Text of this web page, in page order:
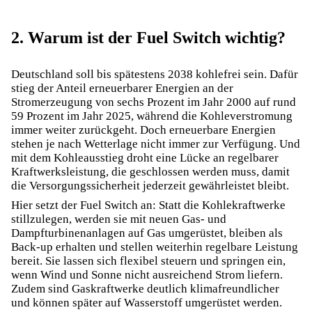
2. Warum ist der Fuel Switch wichtig?
Deutschland soll bis spätestens 2038 kohlefrei sein. Dafür
stieg der Anteil erneuerbarer Energien an der
Stromerzeugung von sechs Prozent im Jahr 2000 auf rund
59 Prozent im Jahr 2025, während die Kohleverstromung
immer weiter zurückgeht. Doch erneuerbare Energien
stehen je nach Wetterlage nicht immer zur Verfügung. Und
mit dem Kohleausstieg droht eine Lücke an regelbarer
Kraftwerksleistung, die geschlossen werden muss, damit
die Versorgungssicherheit jederzeit gewährleistet bleibt.
Hier setzt der Fuel Switch an: Statt die Kohlekraftwerke
stillzulegen, werden sie mit neuen Gas- und
Dampfturbinenanlagen auf Gas umgerüstet, bleiben als
Back-up erhalten und stellen weiterhin regelbare Leistung
bereit. Sie lassen sich flexibel steuern und springen ein,
wenn Wind und Sonne nicht ausreichend Strom liefern.
Zudem sind Gaskraftwerke deutlich klimafreundlicher
und können später auf Wasserstoff umgerüstet werden.